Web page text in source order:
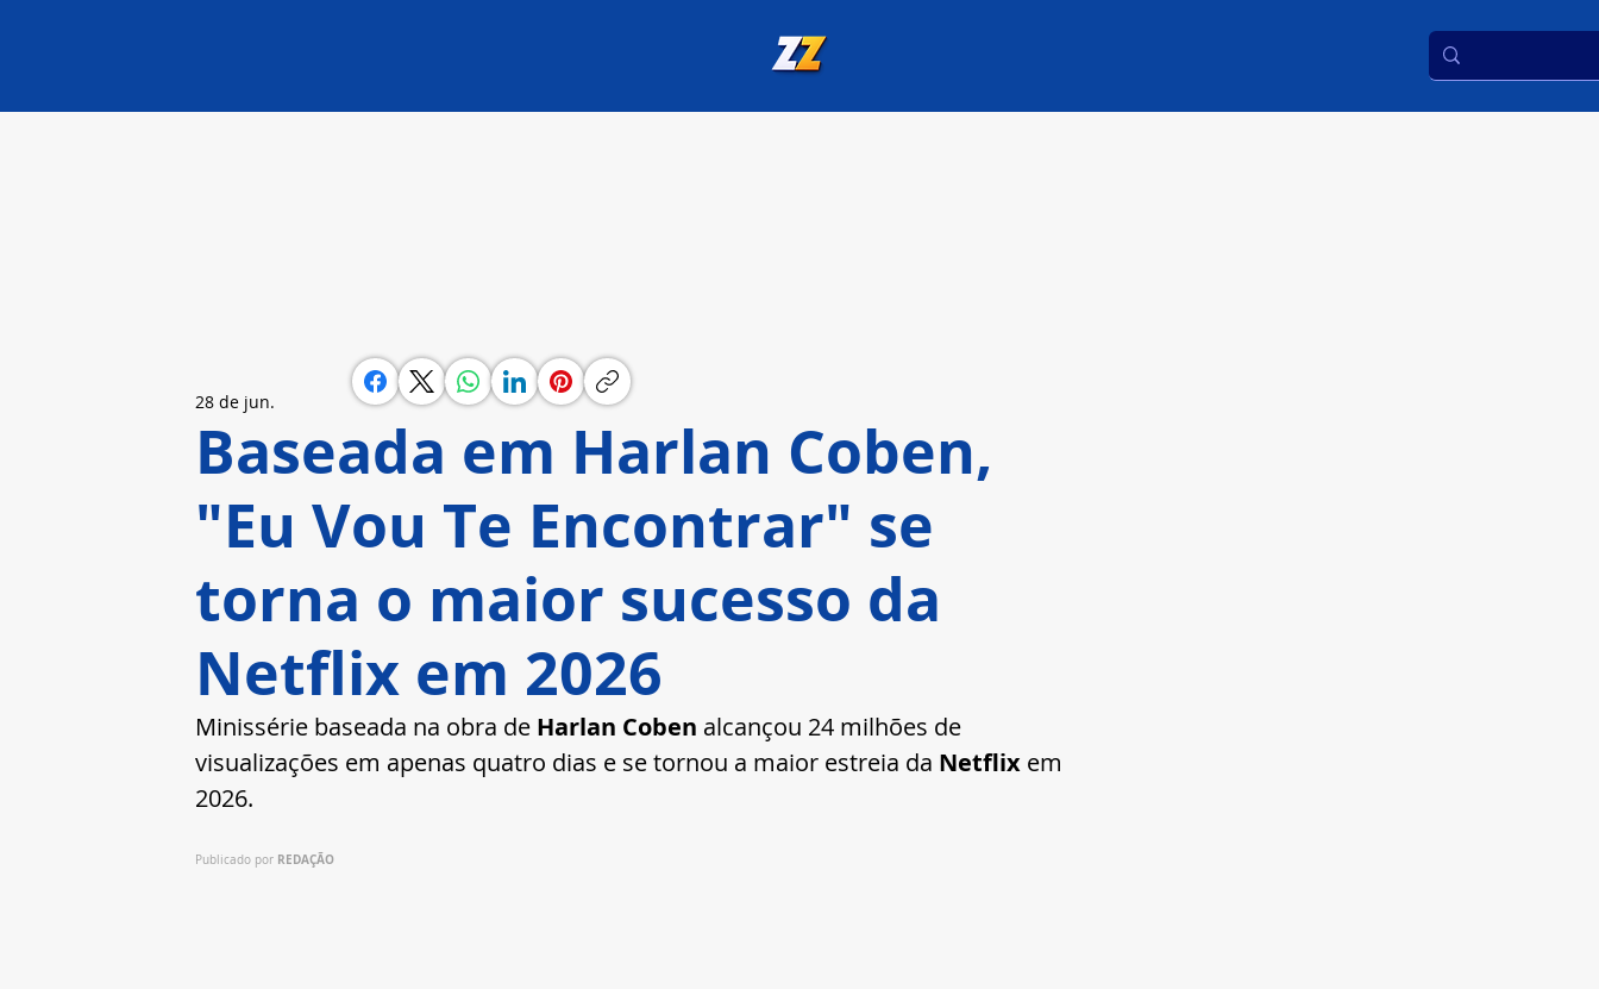
Baseada em Harlan Coben,
"Eu Vou Te Encontrar" se
torna o maior sucesso da
Netflix em 2026
28 de jun.
Minissérie baseada na obra de Harlan Coben alcançou 24 milhões de
visualizações em apenas quatro dias e se tornou a maior estreia da Netflix em
2026.
Publicado por REDAÇÃO